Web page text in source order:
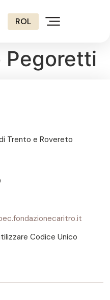
ROL
Pegoretti
Trento e Rovereto
Codice Unico